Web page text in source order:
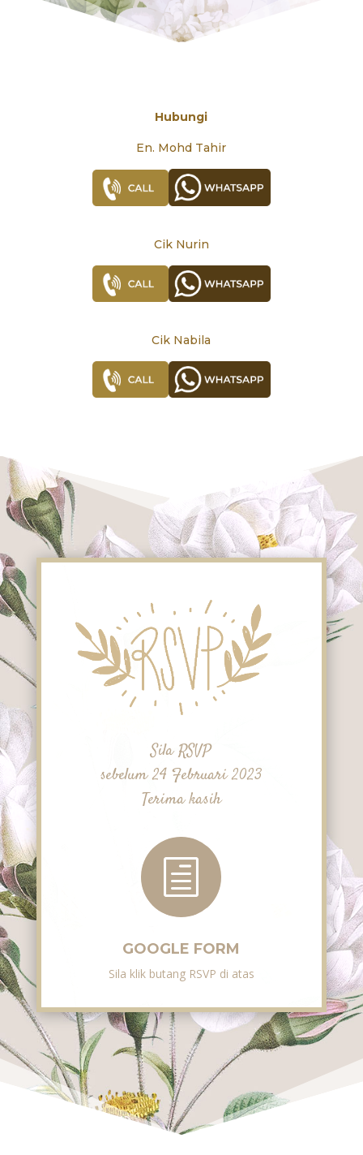
Hubungi
En. Mohd Tahir
Cik Nurin
Cik Nabila
Sila RSVP
sebelum 24 Februari 2023
Terima kasih
h
GOOGLE FORM
Sila klik butang RSVP di atas